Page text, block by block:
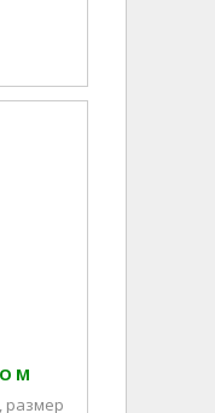
M
размер